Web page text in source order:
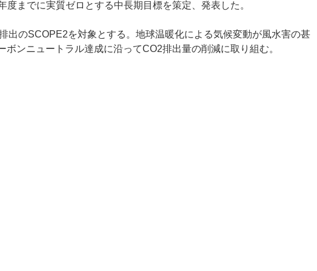
までに実質ゼロとする中長期目標を策定、発表した。
のSCOPE2を対象とする。地球温暖化による気候変動が風水害の甚
ンニュートラル達成に沿ってCO2排出量の削減に取り組む。